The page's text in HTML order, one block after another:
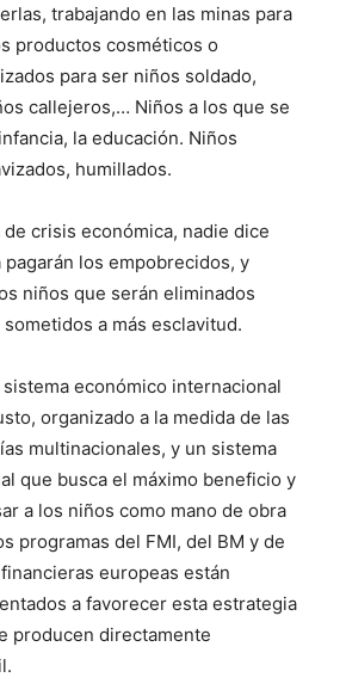
trabajando en las minas para
productos cosméticos o
para ser niños soldado,
callejeros,… Niños a los que se
la educación. Niños
humillados.
de crisis económica, nadie dice
los empobrecidos, y
niños que serán eliminados
a más esclavitud.
sistema económico internacional
organizado a la medida de las
multinacionales, y un sistema
que busca el máximo beneficio y
a los niños como mano de obra
programas del FMI, del BM y de
europeas están
a favorecer esta estrategia
producen directamente